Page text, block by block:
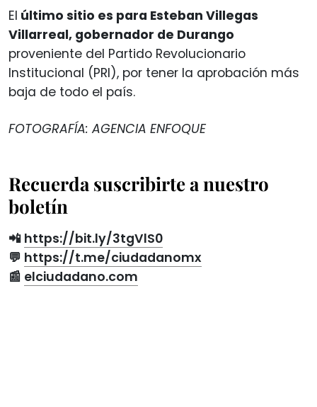
El último sitio es para Esteban Villegas
Villarreal, gobernador de Durango
proveniente del Partido Revolucionario
Institucional (PRI), por tener la aprobación más
baja de todo el país.
FOTOGRAFÍA: AGENCIA ENFOQUE
Recuerda suscribirte a nuestro
boletín
📲 https://bit.ly/3tgVlS0
💬 https://t.me/ciudadanomx
📰 elciudadano.com